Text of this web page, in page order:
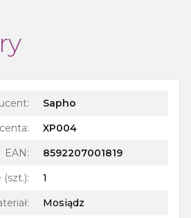
Sapho
XP004
EAN:
8592207001819
(szt.):
1
:
Mosiądz